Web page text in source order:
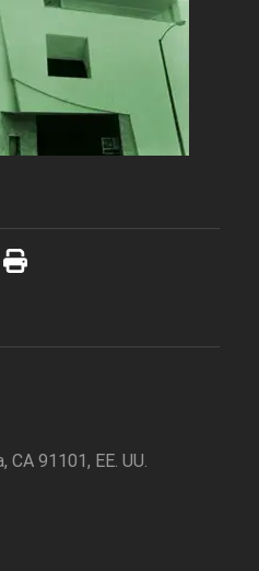
CA 91101, EE. UU.